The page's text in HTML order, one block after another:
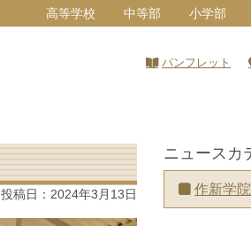
高等学校 中等部 小学部
パンフレット
投稿日： 2024年3月13日
ニュースカ
作新学院